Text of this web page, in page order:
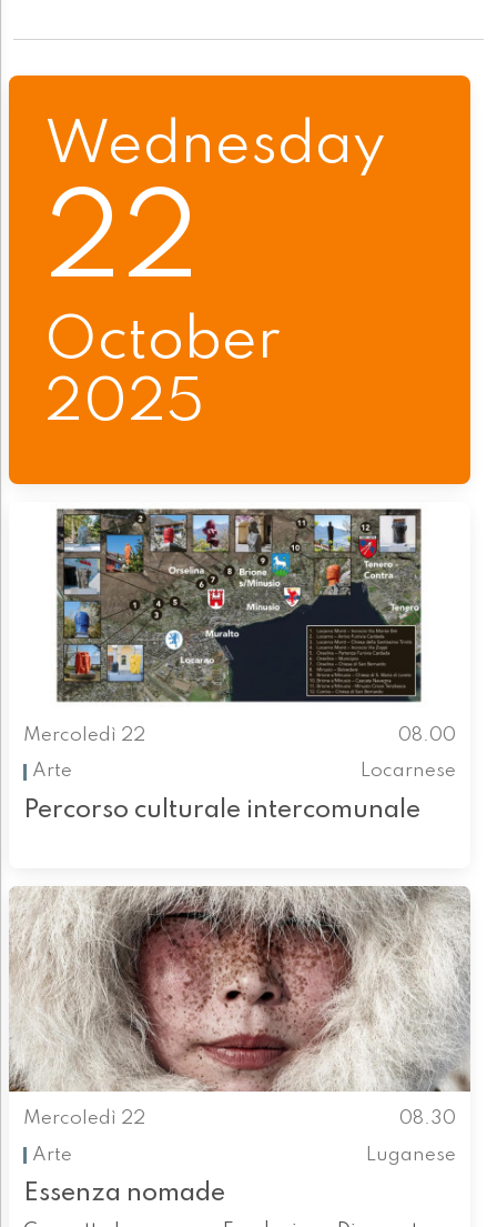
Wednesday
22
October
2025
Mercoledì 22
08.00
Arte
Locarnese
Percorso culturale intercomunale
Mercoledì 22
08.30
Arte
Luganese
Essenza nomade